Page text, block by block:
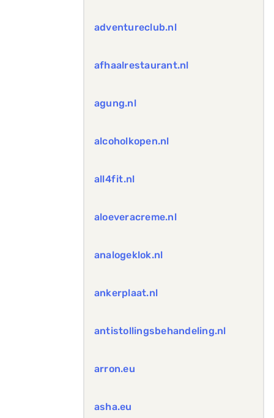
adventureclub.nl
afhaalrestaurant.nl
agung.nl
alcoholkopen.nl
all4fit.nl
aloeveracreme.nl
analogeklok.nl
ankerplaat.nl
antistollingsbehandeling.nl
arron.eu
asha.eu